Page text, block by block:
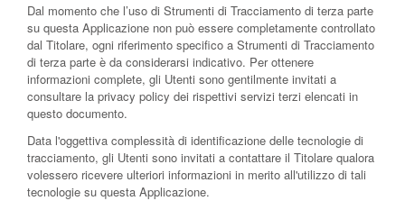
Dal momento che l’uso di Strumenti di Tracciamento di terza parte
su questa Applicazione non può essere completamente controllato
dal Titolare, ogni riferimento specifico a Strumenti di Tracciamento
di terza parte è da considerarsi indicativo. Per ottenere
informazioni complete, gli Utenti sono gentilmente invitati a
consultare la privacy policy dei rispettivi servizi terzi elencati in
questo documento.
Data l'oggettiva complessità di identificazione delle tecnologie di
tracciamento, gli Utenti sono invitati a contattare il Titolare qualora
volessero ricevere ulteriori informazioni in merito all'utilizzo di tali
tecnologie su questa Applicazione.